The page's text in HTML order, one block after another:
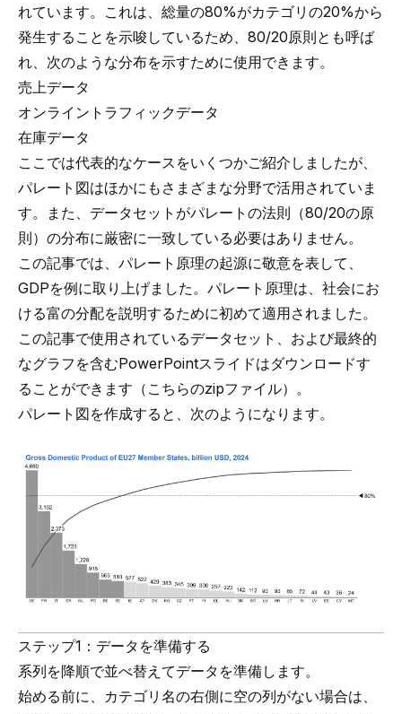
れています。これは、総量の80%がカテゴリの20%から
発生することを示唆しているため、80/20原則とも呼ば
れ、次のような分布を示すために使用できます。
売上データ
オンライントラフィックデータ
在庫データ
ここでは代表的なケースをいくつかご紹介しましたが、
パレート図はほかにもさまざまな分野で活用されていま
す。また、データセットがパレートの法則（80/20の原
則）の分布に厳密に一致している必要はありません。
この記事では、パレート原理の起源に敬意を表して、
GDPを例に取り上げました。パレート原理は、社会にお
ける富の分配を説明するために初めて適用されました。
この記事で使用されているデータセット、および最終的
なグラフを含むPowerPointスライドはダウンロードす
ることができます（こちらのzipファイル）。
パレート図を作成すると、次のようになります。
ステップ1：データを準備する
系列を降順で並べ替えてデータを準備します。
始める前に、カテゴリ名の右側に空の列がない場合は、